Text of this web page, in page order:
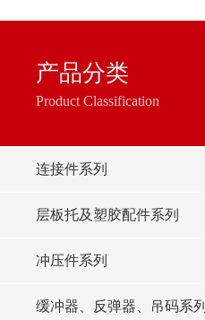
产品分类
Product Classification
连接件系列
层板托及塑胶配件系列
冲压件系列
缓冲器、反弹器、吊码系列